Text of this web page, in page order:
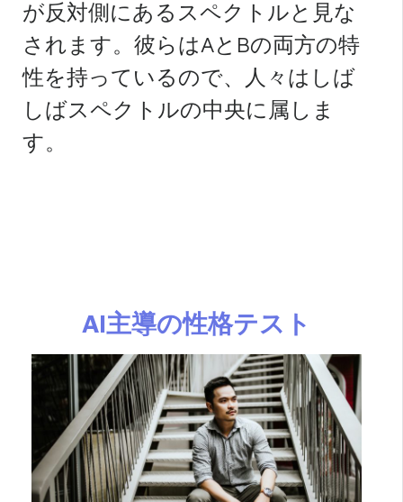
が反対側にあるスペクトルと見な
されます。彼らはAとBの両方の特
性を持っているので、人々はしば
しばスペクトルの中央に属しま
す。
AI主導の性格テスト